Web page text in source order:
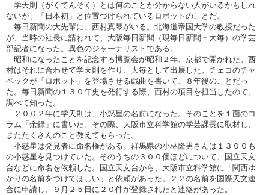
学天則（がくてんそく）とは何のことか分からない人がいるかもしれ
ないが、「日本初」と位置づけられているロボットのことだ。
毎日新聞の大先輩に、西村真琴がいる。北海道帝国大学の教授だった
が、当時の社長に請われて、大阪毎日新聞（現毎日新聞＝大毎）の学芸
部記者になった。異色のジャーナリストである。
昭和になったことを記念する博覧会が昭和２年、京都で開かれた。西
村はそれに合わせて学天則を作り、大毎として出展した。チェコのチャ
ペックが「ロボット」を登場させる戯曲を書いて、８年後のことだっ
た。毎日新聞の１３０年史を発行する際、西村の項目を担当したので、
調べて知った。
２００２年に学天則は、小惑星の名前になった。そのことを１面のコ
ラム「余録」に書いた。その際、大阪市立科学館の学芸課長に取材し、
またたくさんのこと教えてもらった。
小惑星は発見者に命名権がある。群馬県の小林隆男さんは１３００も
の小惑星を見つけていた。そのうちの３００個ほどについて、国立天文
台などに命名を依頼した。国立天文台から、大阪市立科学館に「関西ゆ
かりの名前をつけてほしい」と依頼があった。２２の名前を国際天文連
合に申請し、９月２５日に２０件が登録されたと連絡があった。